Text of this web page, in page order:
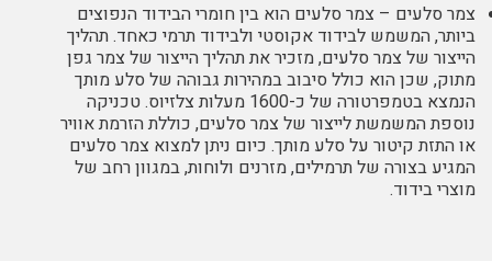
צמר סלעים – צמר סלעים הוא בין חומרי הבידוד הנפוצים
ביותר, המשמש לבידוד אקוסטי ולבידוד תרמי כאחד. תהליך
הייצור של צמר סלעים, מזכיר את תהליך הייצור של צמר גפן
מתוק, שכן הוא כולל סיבוב במהירות גבוהה של סלע מותך
הנמצא בטמפרטורה של כ-1600 מעלות צלזיוס. טכניקה
נוספת המשמשת לייצור של צמר סלעים, כוללת הזרמת אוויר
או התזת קיטור על סלע מותך. כיום ניתן למצוא צמר סלעים
המגיע בצורה של תרמילים, מזרנים ולוחות, במגוון רחב של
מוצרי בידוד.